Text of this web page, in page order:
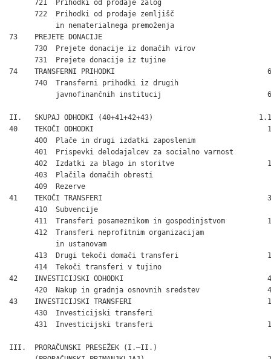
721  Prihodki od prodaje zalog
      722  Prihodki od prodaje zemljišč
in nematerialnega premoženja
73    PREJETE DONACIJE
730  Prejete donacije iz domačih virov
731  Prejete donacije iz tujine
74    TRANSFERNI PRIHODKI
      740  Transferni prihodki iz drugih
javnofinančnih institucij
II.   SKUPAJ ODHODKI (40+41+42+43)
40    TEKOČI ODHODKI
400  Plače in drugi izdatki zaposlenim
401  Prispevki delodajalcev za socialno varnost
402  Izdatki za blago in storitve
403  Plačila domačih obresti
409  Rezerve
41    TEKOČI TRANSFERI
410  Subvencije
411  Transferi posameznikom in gospodinjstvom
      412  Transferi neprofitnim organizacijam
in ustanovam
413  Drugi tekoči domači transferi
414  Tekoči transferi v tujino
42    INVESTICIJSKI ODHODKI
420  Nakup in gradnja osnovnih sredstev
43    INVESTICIJSKI TRANSFERI
430  Investicijski transferi
431  Investicijski transferi
III.  PRORAČUNSKI PRESEŽEK (I.–II.)